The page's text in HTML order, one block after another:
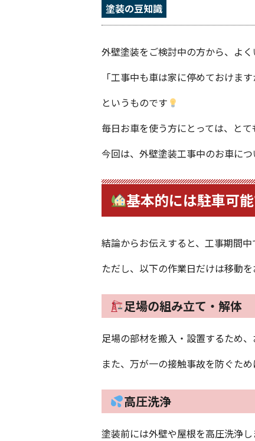
塗装の豆知識
外壁塗装をご検討中の方から、よ
「工事中も車は家に停めておけます
というものです
毎日お車を使う方にとっては、とて
今回は、外壁塗装工事中のお車に
基本的には駐車可能
結論からお伝えすると、工事期間
ただし、以下の作業日だけは移動を
足場の組み立て・解体
足場の部材を搬入・設置するため
また、万が一の接触事故を防ぐた
高圧洗浄
塗装前には外壁や屋根を高圧洗浄し